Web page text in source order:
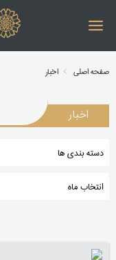
صفحه اصلی اخبار
اخبار